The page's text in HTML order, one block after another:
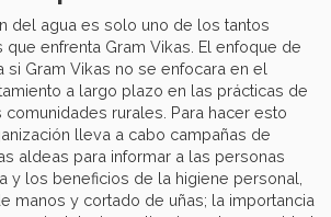
del agua es solo uno de los tantos
enfrenta Gram Vikas. El enfoque de
si Gram Vikas no se enfocara en el
a largo plazo en las prácticas de
rurales. Para hacer esto
lleva a cabo campañas de
aldeas para informar a las personas
y los beneficios de la higiene personal,
manos y cortado de uñas; la importancia